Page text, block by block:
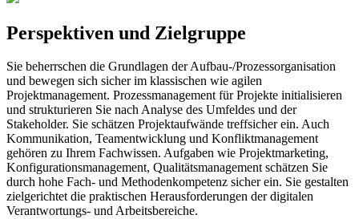
Perspektiven und Zielgruppe
Sie beherrschen die Grundlagen der Aufbau-/Prozessorganisation
und bewegen sich sicher im klassischen wie agilen
Projektmanagement. Prozessmanagement für Projekte initialisieren
und strukturieren Sie nach Analyse des Umfeldes und der
Stakeholder. Sie schätzen Projektaufwände treffsicher ein. Auch
Kommunikation, Teamentwicklung und Konfliktmanagement
gehören zu Ihrem Fachwissen. Aufgaben wie Projektmarketing,
Konfigurationsmanagement, Qualitätsmanagement schätzen Sie
durch hohe Fach- und Methodenkompetenz sicher ein. Sie gestalten
zielgerichtet die praktischen Herausforderungen der digitalen
Verantwortungs- und Arbeitsbereiche.